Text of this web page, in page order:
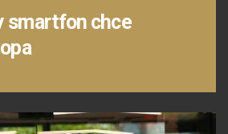
smartfon chce